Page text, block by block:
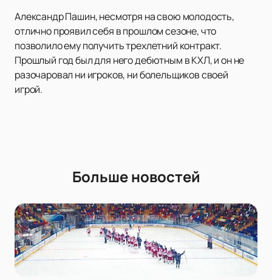
Александр Пашин, несмотря на свою молодость,
отлично проявил себя в прошлом сезоне, что
позволило ему получить трехлетний контракт.
Прошлый год был для него дебютным в КХЛ, и он не
разочаровал ни игроков, ни болельщиков своей
игрой.
Больше новостей